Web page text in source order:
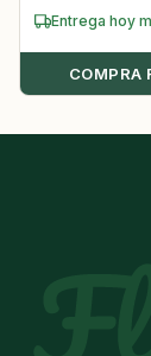
Entrega hoy
COMPRA